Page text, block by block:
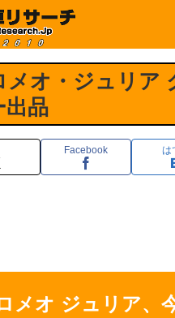
メオ・ジュリア
出品
Facebook は
メオ ジュリア、